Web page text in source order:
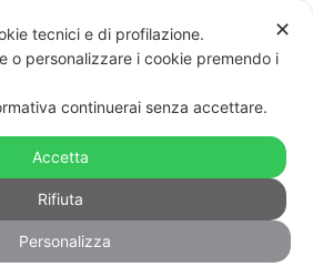
il logo del Governo,
del Ministero per
la Famiglia
✕
tecnici e di profilazione.
o personalizzare i cookie premendo i
continuerai senza accettare.
Accetta
Rifiuta
Personalizza